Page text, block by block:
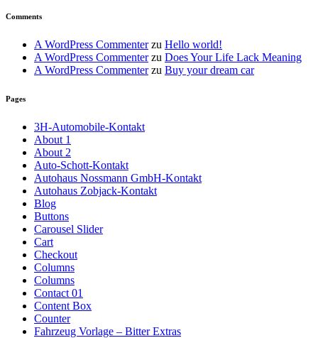
Comments
A WordPress Commenterzu Hello world!
A WordPress Commenterzu Does Your Life Lack Meaning
A WordPress Commenterzu Buy your dream car
Pages
3H-Automobile-Kontakt
About 1
About 2
Auto-Schott-Kontakt
Autohaus Nossmann GmbH-Kontakt
Autohaus Zobjack-Kontakt
Blog
Buttons
Carousel Slider
Cart
Checkout
Columns
Columns
Contact 01
Content Box
Counter
Fahrzeug Vorlage – Bitter Extras